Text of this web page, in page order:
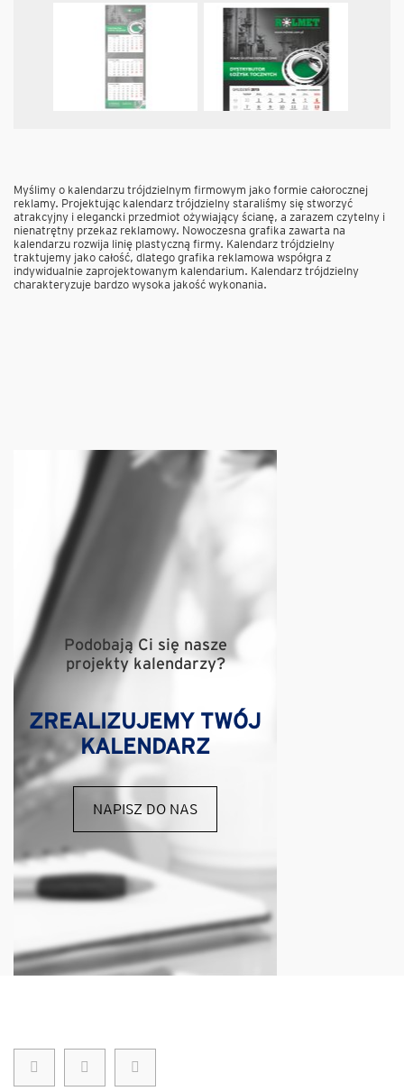
Myślimy o kalendarzu trójdzielnym firmowym jako formie całorocznej
reklamy. Projektując kalendarz trójdzielny staraliśmy się stworzyć
atrakcyjny i elegancki przedmiot ożywiający ścianę, a zarazem czytelny i
nienatrętny przekaz reklamowy. Nowoczesna grafika zawarta na
kalendarzu rozwija linię plastyczną firmy. Kalendarz trójdzielny
traktujemy jako całość, dlatego grafika reklamowa współgra z
indywidualnie zaprojektowanym kalendarium. Kalendarz trójdzielny
charakteryzuje bardzo wysoka jakość wykonania.
Podobają Ci się nasze
projekty kalendarzy?
ZREALIZUJEMY TWÓJ
KALENDARZ
NAPISZ DO NAS